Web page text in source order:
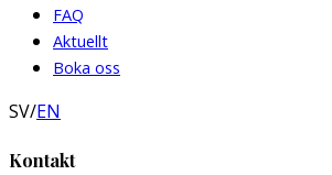
FAQ
Aktuellt
Boka oss
SV/EN
Kontakt